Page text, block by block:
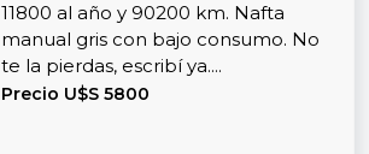
11800 al año y 90200 km. Nafta
manual gris con bajo consumo. No
te la pierdas, escribí ya....
Precio U$S 5800